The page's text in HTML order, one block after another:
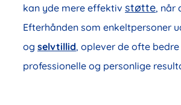
kan yde mere effektiv støtte, når
Efterhånden som enkeltpersoner
og selvtillid, oplever de ofte
professionelle og personlige